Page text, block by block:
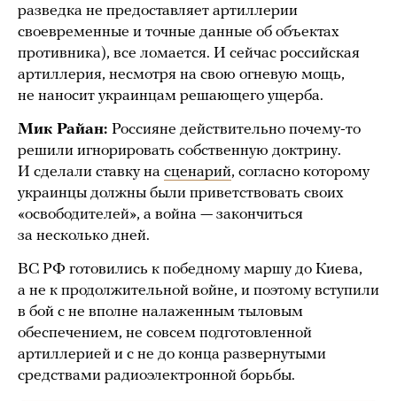
разведка не предоставляет артиллерии
своевременные и точные данные об объектах
противника), все ломается. И сейчас российская
артиллерия, несмотря на свою огневую мощь,
не наносит украинцам решающего ущерба.
Мик Райан: Россияне действительно почему-то
решили игнорировать собственную доктрину.
И сделали ставку на сценарий, согласно которому
украинцы должны были приветствовать своих
«освободителей», а война — закончиться
за несколько дней.
ВС РФ готовились к победному маршу до Киева,
а не к продолжительной войне, и поэтому вступили
в бой с не вполне налаженным тыловым
обеспечением, не совсем подготовленной
артиллерией и с не до конца развернутыми
средствами радиоэлектронной борьбы.